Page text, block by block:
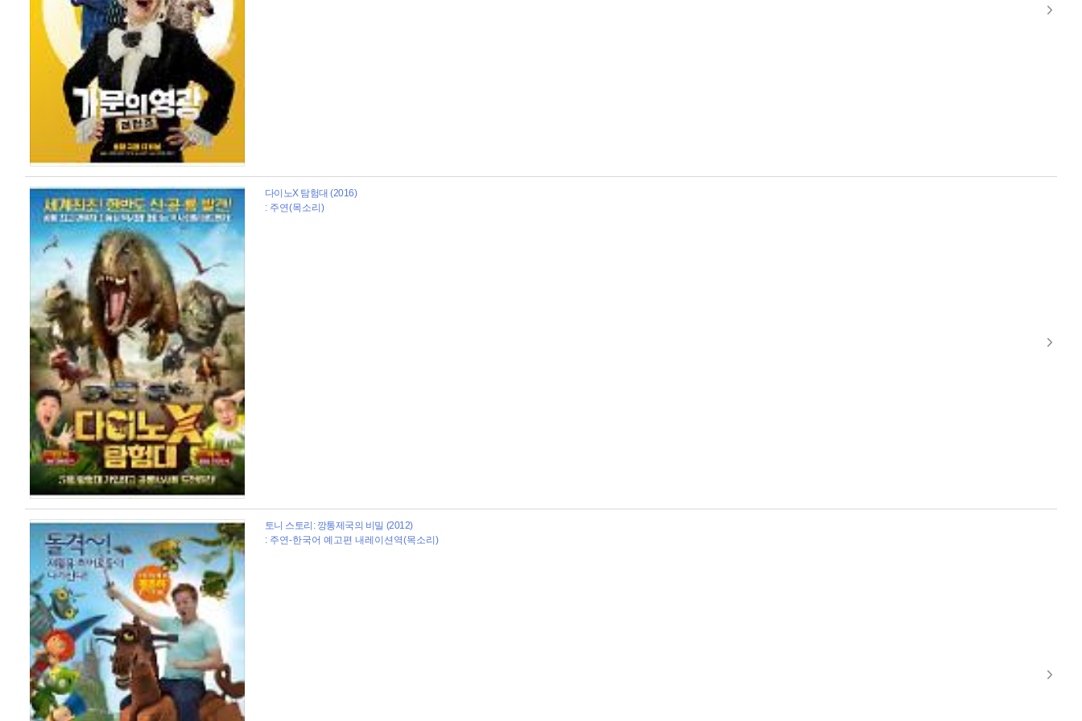
다이노X 탐험대 (2016)
: 주연(목소리)
토니 스토리: 깡통제국의 비밀 (2012)
: 주연-한국어 예고편 내레이션역(목소리)